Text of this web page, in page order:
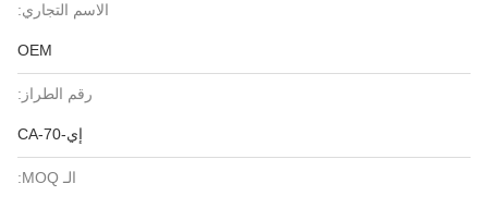
الاسم التجاري:
OEM
رقم الطراز:
إي-CA-70
الـ MOQ: